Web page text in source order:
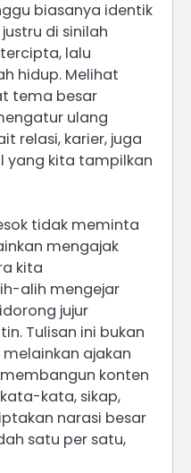
biasanya identik
di sinilah
lalu
hidup. Melihat
tema besar
ulang
relasi, karier, juga
yang kita tampilkan
tidak meminta
mengajak
kita
alih mengejar
jujur
Tulisan ini bukan
ajakan
konten
kata, sikap,
narasi besar
satu per satu,